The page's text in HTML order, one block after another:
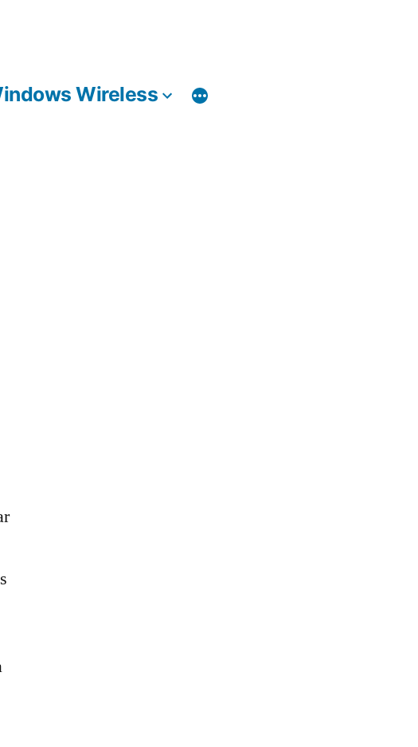
Wireless